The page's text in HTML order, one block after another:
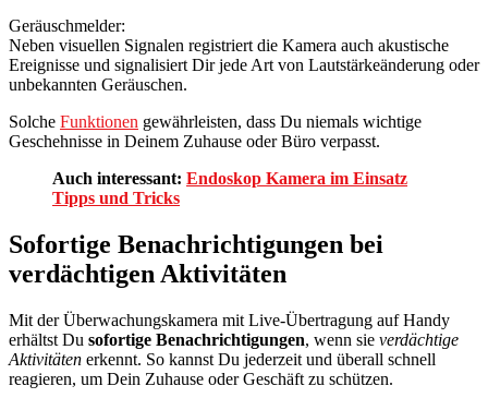
Geräuschmelder:
Neben visuellen Signalen registriert die Kamera auch akustische
Ereignisse und signalisiert Dir jede Art von Lautstärkeänderung oder
unbekannten Geräuschen.
Solche Funktionen gewährleisten, dass Du niemals wichtige
Geschehnisse in Deinem Zuhause oder Büro verpasst.
Auch interessant: Endoskop Kamera im Einsatz
Tipps und Tricks
Sofortige Benachrichtigungen bei
verdächtigen Aktivitäten
Mit der Überwachungskamera mit Live-Übertragung auf Handy
erhältst Du sofortige Benachrichtigungen, wenn sie verdächtige
Aktivitäten erkennt. So kannst Du jederzeit und überall schnell
reagieren, um Dein Zuhause oder Geschäft zu schützen.